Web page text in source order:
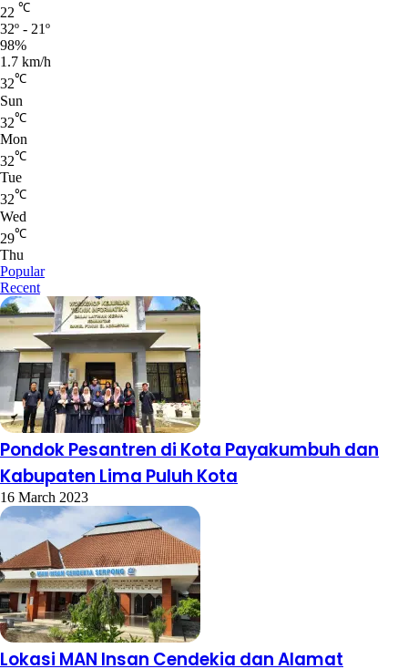
22 ℃
32º - 21º
98%
1.7 km/h
32℃
Sun
32℃
Mon
32℃
Tue
32℃
Wed
29℃
Thu
Popular
Recent
Pondok Pesantren di Kota Payakumbuh dan
Kabupaten Lima Puluh Kota
16 March 2023
Lokasi MAN Insan Cendekia dan Alamat